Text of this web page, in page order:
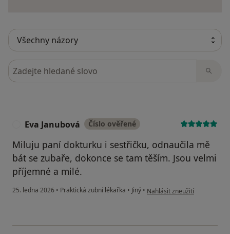
Hledejte v názorech
Eva Janubová Číslo ověřené
Miluju paní dokturku i sestřičku, odnaučila mě
bát se zubaře, dokonce se tam těším. Jsou velmi
příjemné a milé.
25. ledna 2026 • Praktická zubní lékařka • Jiný • podle názoru uživatele Eva
Nahlásit zneužití